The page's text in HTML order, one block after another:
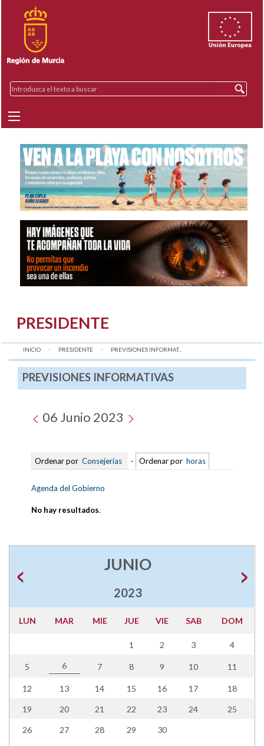
PRESIDENTE
INICIO PRESIDENTE AQUÍ:
PREVISIONES INFORMAT...
PREVISIONES INFORMATIVAS
06 Junio 2023
Ordenar por Consejerías - Ordenar por horas
Agenda del Gobierno
No hay resultados.
JUNIO
2023
LUN MAR MIE JUE VIE SAB DOM
1 2 3 4
5 6 7 8 9 10 11
12 13 14 15 16 17 18
19 20 21 22 23 24 25
26 27 28 29 30